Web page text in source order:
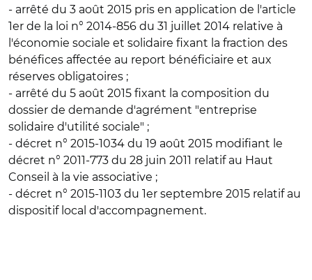
- arrêté du 3 août 2015 pris en application de l'article
1er de la loi n° 2014-856 du 31 juillet 2014 relative à
l'économie sociale et solidaire fixant la fraction des
bénéfices affectée au report bénéficiaire et aux
réserves obligatoires ;
- arrêté du 5 août 2015 fixant la composition du
dossier de demande d'agrément "entreprise
solidaire d'utilité sociale" ;
- décret n° 2015-1034 du 19 août 2015 modifiant le
décret n° 2011‑773 du 28 juin 2011 relatif au Haut
Conseil à la vie associative ;
- décret n° 2015-1103 du 1er septembre 2015 relatif au
dispositif local d'accompagnement.